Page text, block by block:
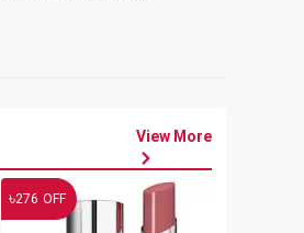
View More
৳276 OFF